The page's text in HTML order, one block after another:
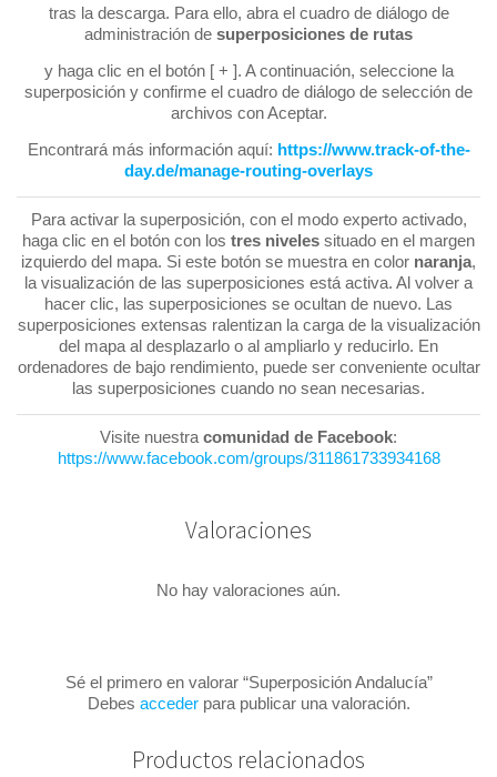
tras la descarga. Para ello, abra el cuadro de diálogo de
administración de superposiciones de rutas
y haga clic en el botón [ + ]. A continuación, seleccione la
superposición y confirme el cuadro de diálogo de selección de
archivos con Aceptar.
Encontrará más información aquí: https://www.track-of-the-
day.de/manage-routing-overlays
Para activar la superposición, con el modo experto activado,
haga clic en el botón con los tres niveles situado en el margen
izquierdo del mapa. Si este botón se muestra en color naranja,
la visualización de las superposiciones está activa. Al volver a
hacer clic, las superposiciones se ocultan de nuevo. Las
superposiciones extensas ralentizan la carga de la visualización
del mapa al desplazarlo o al ampliarlo y reducirlo. En
ordenadores de bajo rendimiento, puede ser conveniente ocultar
las superposiciones cuando no sean necesarias.
Visite nuestracomunidad de Facebook:
https://www.facebook.com/groups/311861733934168
Valoraciones
No hay valoraciones aún.
Sé el primero en valorar “Superposición Andalucía”
Debes accederpara publicar una valoración.
Productos relacionados